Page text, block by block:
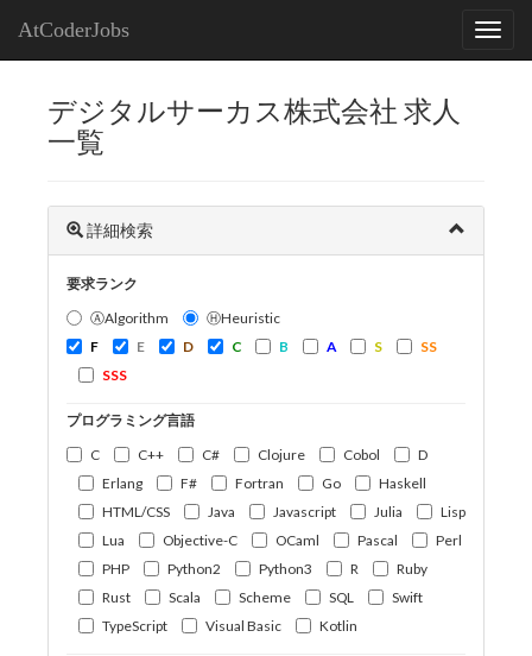
AtCoderJobs
デジタルサーカス株式会社 求人
一覧
詳細検索
要求ランク
ⒶAlgorithm
ⒽHeuristic
F
E D C B A S
SS
SSS
プログラミング言語
C
C++ C# Clojure Cobol
D
Erlang
F# Fortran Go
Haskell
HTML/CSS
Java Javascript Julia
Lisp
Lua
Objective-C OCaml Pascal
Perl
PHP
Python2 Python3 R
Ruby
Rust
Scala Scheme SQL
Swift
TypeScript
Visual Basic Kotlin